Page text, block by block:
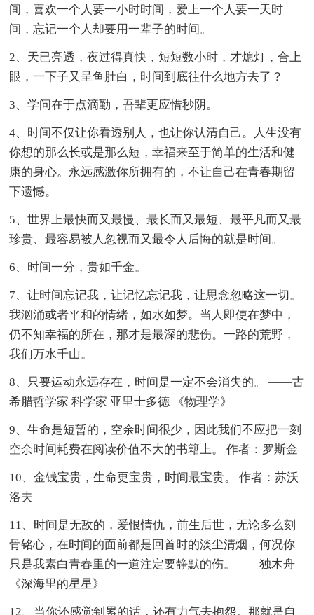
间，喜欢一个人要一小时时间，爱上一个人要一天时
间，忘记一个人却要用一辈子的时间。
2、天已亮透，夜过得真快，短短数小时，才熄灯，合上
眼，一下子又呈鱼肚白，时间到底往什么地方去了？
3、学问在于点滴勤，吾辈更应惜秒阴。
4、时间不仅让你看透别人，也让你认清自己。人生没有
你想的那么长或是那么短，幸福来至于简单的生活和健
康的身心。永远感激你所拥有的，不让自己在青春期留
下遗憾。
5、世界上最快而又最慢、最长而又最短、最平凡而又最
珍贵、最容易被人忽视而又最令人后悔的就是时间。
6、时间一分，贵如千金。
7、让时间忘记我，让记忆忘记我，让思念忽略这一切。
我汹涌或者平和的情绪，如水如梦。当人即使在梦中，
仍不知幸福的所在，那才是最深的悲伤。一路的荒野，
我们万水千山。
8、只要运动永远存在，时间是一定不会消失的。 ——古
希腊哲学家 科学家 亚里士多德 《物理学》
9、生命是短暂的，空余时间很少，因此我们不应把一刻
空余时间耗费在阅读价值不大的书籍上。 作者：罗斯金
10、金钱宝贵，生命更宝贵，时间最宝贵。 作者：苏沃
洛夫
11、时间是无敌的，爱恨情仇，前生后世，无论多么刻
骨铭心，在时间的面前都是回首时的淡尘清烟，何况你
只是我素白青春里的一道注定要静默的伤。——独木舟
《深海里的星星》
12、当你还感觉到累的话，还有力气去抱怨。那就是自